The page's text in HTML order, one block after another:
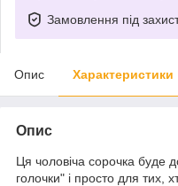
Замовлення під
Опис Характеристики
Опис
Ця чоловіча сорочка буде
голочки" і просто для тих,